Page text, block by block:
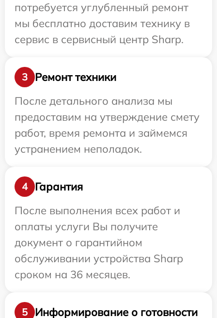
потребуется углубленный ремонт
мы бесплатно доставим технику в
сервис в сервисный центр Sharp.
3
Ремонт техники
После детального анализа мы
предоставим на утверждение смету
работ, время ремонта и займемся
устранением неполадок.
4
Гарантия
После выполнения всех работ и
оплаты услуги Вы получите
документ о гарантийном
обслуживании устройства Sharp
сроком на 36 месяцев.
5 Информирование о готовности